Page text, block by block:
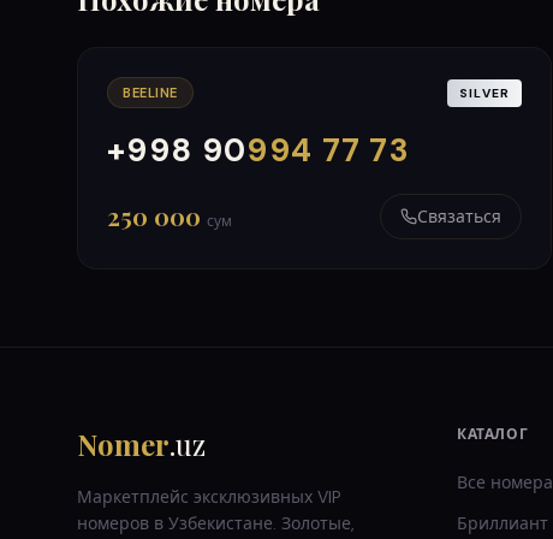
BEELINE SILVER
+998 90994 77 73
000
999
250 000 сум Связаться
Nomer.uz
Маркетплейс эксклюзивных VIP
номеров в Узбекистане. Золотые,
КАТАЛОГ
Все номера
Бриллиант